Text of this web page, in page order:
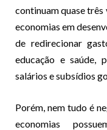
continuam quase três
economias em
de redirecionar
educação e saúde,
salários e subsídios
Porém, nem tudo é
economias